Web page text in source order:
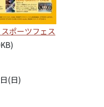
ポーツフェス
(日)